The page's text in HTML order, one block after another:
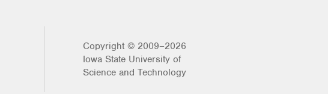
Copyright © 2009–2026
Iowa State University of
Science and Technology